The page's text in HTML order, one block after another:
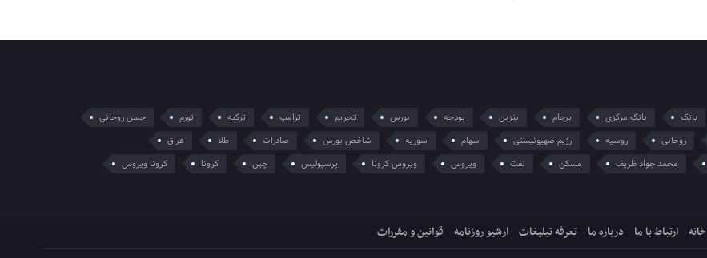
بانک بانک مرکزی برجام بنزین بودجه بورس تحریم ترامپ ترکیه تورم
حسن روحانی
روحانی روسیه رژیم صهیونیستی سهام سوریه شاخص بورس صادرات طلا
عراق
محمد جواد ظریف مسکن نفت ویروس ویروس کرونا پرسپولیس چین کرونا
کرونا ویروس
خانه ارتباط با ما درباره ما تعرفه تبلیغات ارشیو روزنامه قوانین و مقررات